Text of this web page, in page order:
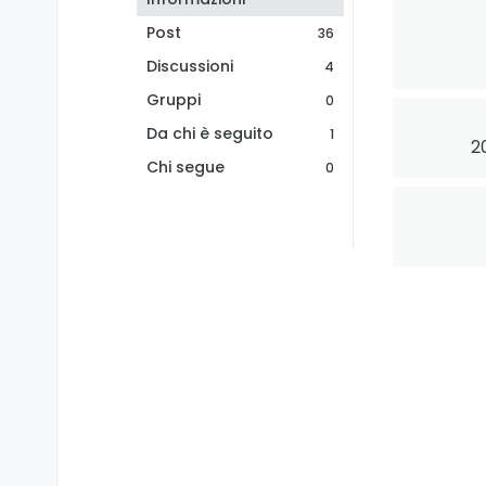
Post
36
Discussioni 4
Gruppi 0
Da chi è seguito 1
Chi segue 0